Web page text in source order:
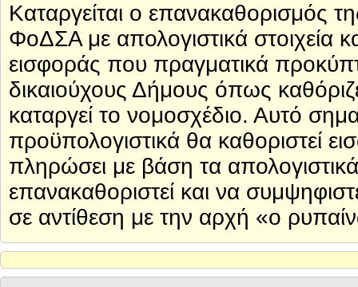
Καταργείται ο επανακαθορισμός
ΦοΔΣΑ με απολογιστικά στοιχεία
εισφοράς που πραγματικά
δικαιούχους Δήμους όπως
καταργεί το νομοσχέδιο. Αυτό
προϋπολογιστικά θα καθοριστεί
πληρώσει με βάση τα
επανακαθοριστεί και να
σε αντίθεση με την αρχή «ο